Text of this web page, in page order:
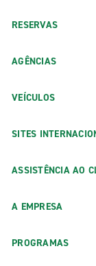
RESERVAS
AGÊNCIAS
VEÍCULOS
SITES
ASSISTÊNCIA AO
A EMPRESA
PROGRAMAS